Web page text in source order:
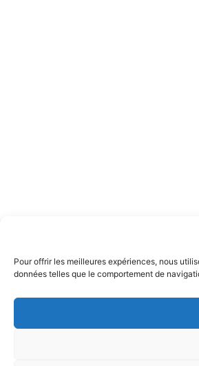
Pour offrir les meilleures expériences, nous
données telles que le comportement de